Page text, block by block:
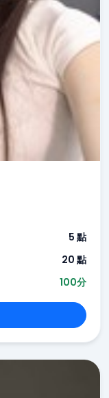
5 點
20 點
100分